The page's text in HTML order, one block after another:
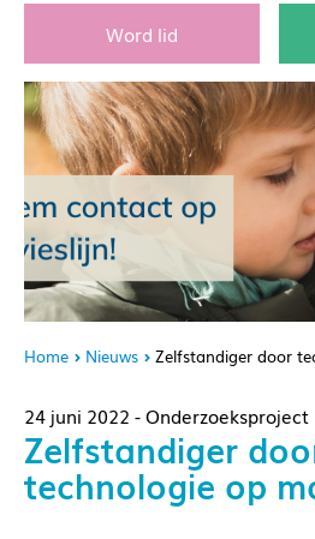
Word lid
Home Nieuws Zelfstandiger door
24 juni 2022 - Onderzoeksproject
Zelfstandiger
technologie op